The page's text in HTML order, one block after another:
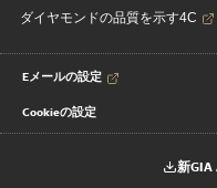
ダイヤモンドの品質を示す4C
Eメールの設定
Cookieの設定
新GIA